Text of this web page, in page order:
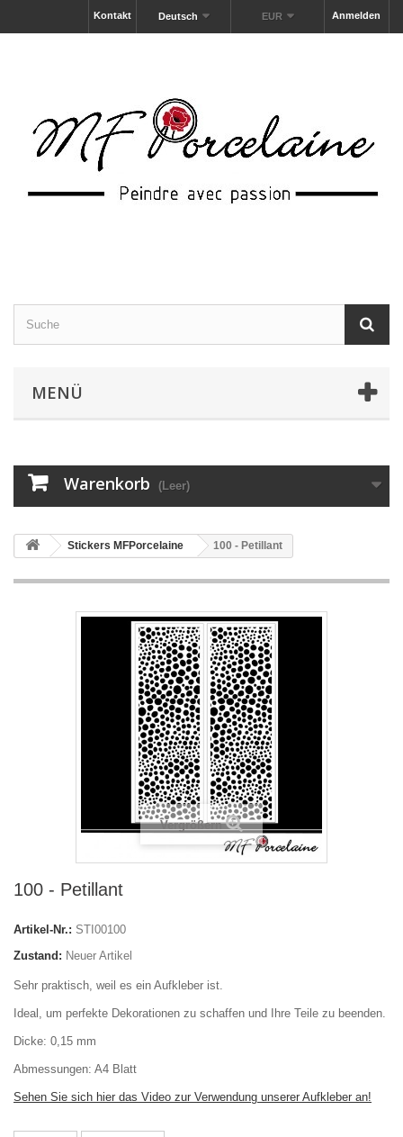
Anmelden
EUR
Deutsch
Kontakt
MENÜ
Warenkorb (Leer)
Stickers MFPorcelaine 100 - Petillant
Vergrößern
100 - Petillant
Artikel-Nr.: STI00100
Zustand: Neuer Artikel
Sehr praktisch, weil es ein Aufkleber ist.
Ideal, um perfekte Dekorationen zu schaffen und Ihre Teile zu beenden.
Dicke: 0,15 mm
Abmessungen: A4 Blatt
Sehen Sie sich hier das Video zur Verwendung unserer Aufkleber an!